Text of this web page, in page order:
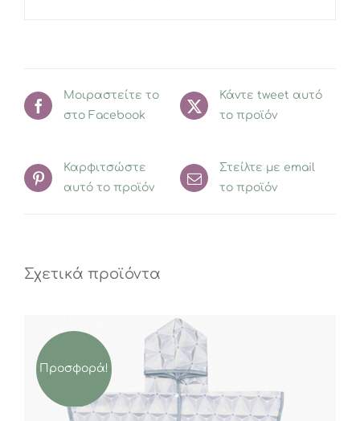
Μοιραστείτε το
στο Facebook
Κάντε tweet αυτό
το προϊόν
Καρφιτσώστε
αυτό το προϊόν
Στείλτε με email
το προϊόν
Σχετικά προϊόντα
Προσφορά!